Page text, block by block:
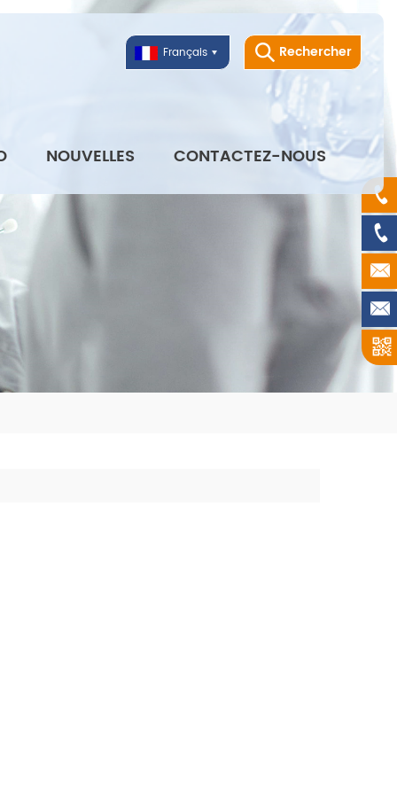
Rechercher
Français
NOUVELLES CONTACTEZ-NOUS